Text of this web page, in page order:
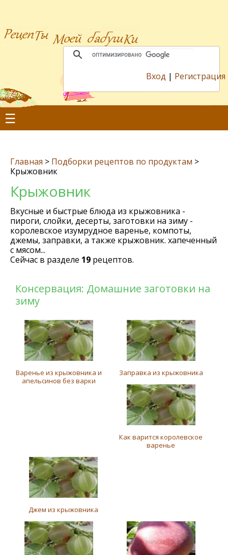
Вход | Регистрация
☰
Главная > Подборки рецептов по продуктам >
Крыжовник
Крыжовник
Вкусные и быстрые блюда из крыжовника -
пироги, слойки, десерты, заготовки на зиму -
королевское изумрудное варенье, компоты,
джемы, заправки, а также крыжовник. хапеченный
с мясом...
Сейчас в разделе 19 рецептов.
Консервация: Домашние заготовки на
зиму
Варенье из крыжовника и
апельсинов без варки
Заправка из крыжовника
Как варится королевское
варенье
Джем из крыжовника